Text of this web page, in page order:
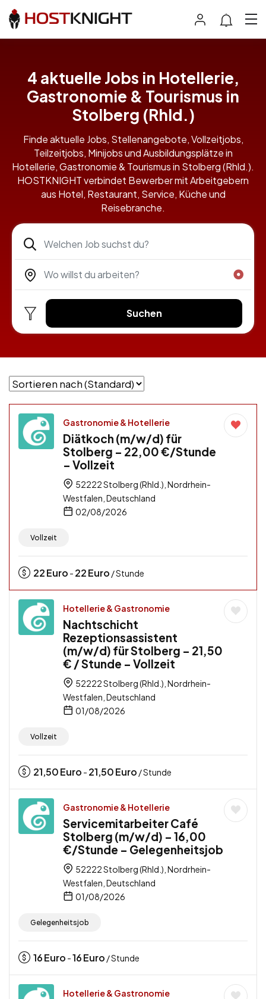
4 aktuelle Jobs in Hotellerie,
Gastronomie & Tourismus in
Stolberg (Rhld.)
Finde aktuelle Jobs, Stellenangebote, Vollzeitjobs,
Teilzeitjobs, Minijobs und Ausbildungsplätze in
Hotellerie, Gastronomie & Tourismus in Stolberg (Rhld.).
HOSTKNIGHT verbindet Bewerber mit Arbeitgebern
aus Hotel, Restaurant, Service, Küche und
Reisebranche.
Suchen
Gastronomie & Hotellerie
Diätkoch (m/w/d) für
Stolberg – 22,00 €/Stunde
– Vollzeit
52222 Stolberg (Rhld.), Nordrhein-
Westfalen, Deutschland
02/08/2026
Vollzeit
22Euro - 22Euro / Stunde
Hotellerie & Gastronomie
Nachtschicht
Rezeptionsassistent
(m/w/d) für Stolberg – 21,50
€ / Stunde – Vollzeit
52222 Stolberg (Rhld.), Nordrhein-
Westfalen, Deutschland
01/08/2026
Vollzeit
21,50Euro - 21,50Euro / Stunde
Gastronomie & Hotellerie
Servicemitarbeiter Café
Stolberg (m/w/d) – 16,00
€/Stunde – Gelegenheitsjob
52222 Stolberg (Rhld.), Nordrhein-
Westfalen, Deutschland
01/08/2026
Gelegenheitsjob
16Euro -16Euro / Stunde
Hotellerie & Gastronomie